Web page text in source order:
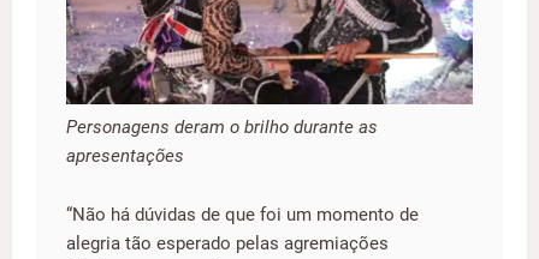
Personagens deram o brilho durante as
apresentações
“Não há dúvidas de que foi um momento de
alegria tão esperado pelas agremiações